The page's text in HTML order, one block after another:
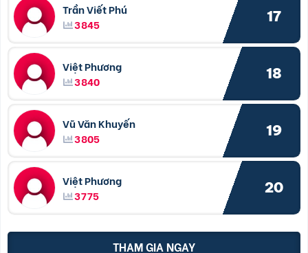
Trần Viết Phú
3845
17
Việt Phương
3840
18
Vũ Văn Khuyến
3805
19
Việt Phương
3775
20
THAM GIA NGAY